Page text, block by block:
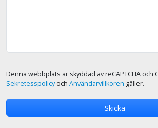
Denna webbplats är skyddad av reCAPTCHA och
Sekretesspolicyoch Användarvillkoren gäller.